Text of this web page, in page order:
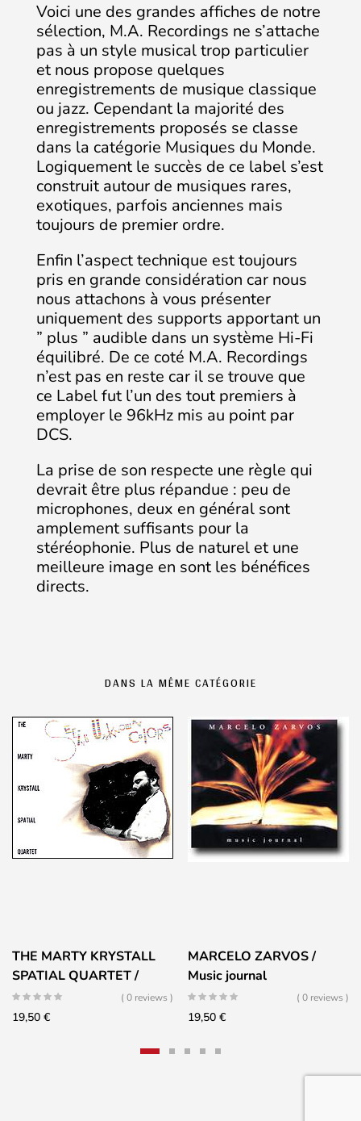
Voici une des grandes affiches de notre
sélection, M.A. Recordings ne s’attache
pas à un style musical trop particulier
et nous propose quelques
enregistrements de musique classique
ou jazz. Cependant la majorité des
enregistrements proposés se classe
dans la catégorie Musiques du Monde.
Logiquement le succès de ce label s’est
construit autour de musiques rares,
exotiques, parfois anciennes mais
toujours de premier ordre.
Enfin l’aspect technique est toujours
pris en grande considération car nous
nous attachons à vous présenter
uniquement des supports apportant un
” plus ” audible dans un système Hi-Fi
équilibré. De ce coté M.A. Recordings
n’est pas en reste car il se trouve que
ce Label fut l’un des tout premiers à
employer le 96kHz mis au point par
DCS.
La prise de son respecte une règle qui
devrait être plus répandue : peu de
microphones, deux en général sont
amplement suffisants pour la
stéréophonie. Plus de naturel et une
meilleure image en sont les bénéfices
directs.
DANS LA MÊME CATÉGORIE
THE MARTY KRYSTALL
SPATIAL QUARTET /
Seeing unknow colors( 0 reviews )
19,50 €
MARCELO ZARVOS /
Music journal
( 0 reviews )
19,50 €